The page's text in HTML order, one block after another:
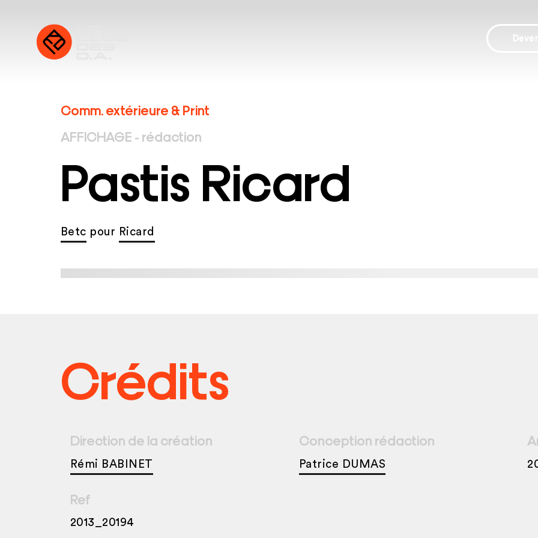
Comm. extérieure & Print
AFFICHAGE - rédaction
Pastis Ricard
Betc pour Ricard
Crédits
Direction de la création
Rémi BABINET
Conception rédaction
Patrice DUMAS
Ref
2013_20194